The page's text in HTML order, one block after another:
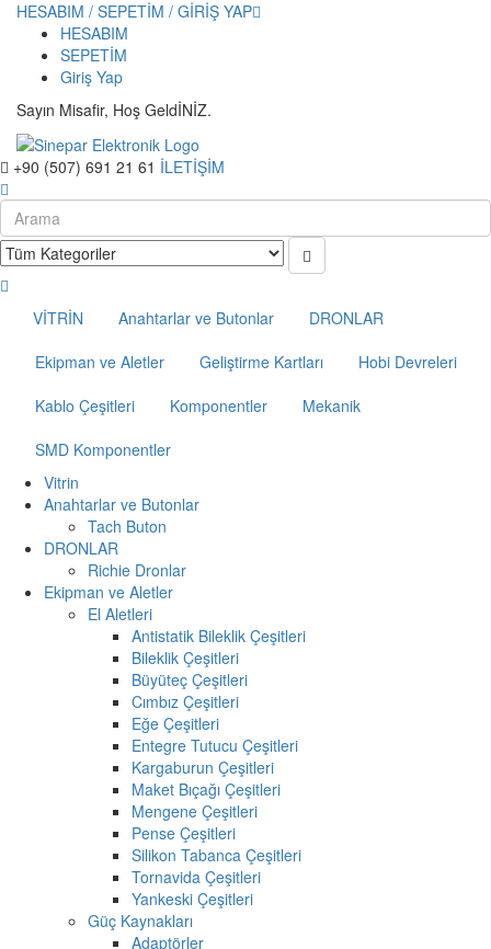
HESABIM / SEPETİM / GİRİŞ YAP
HESABIM
SEPETİM
Giriş Yap
Sayın Misafir, Hoş GeldİNİZ.
+90 (507) 691 21 61 İLETİŞİM
VİTRİN Anahtarlar ve Butonlar
DRONLAR
Ekipman ve Aletler
Geliştirme Kartları
Hobi Devreleri
Kablo Çeşitleri
Komponentler
Mekanik
SMD Komponentler
Vitrin
Anahtarlar ve Butonlar
Tach Buton
DRONLAR
Richie Dronlar
Ekipman ve Aletler
El Aletleri
Antistatik Bileklik Çeşitleri
Bileklik Çeşitleri
Büyüteç Çeşitleri
Cımbız Çeşitleri
Eğe Çeşitleri
Entegre Tutucu Çeşitleri
Kargaburun Çeşitleri
Maket Bıçağı Çeşitleri
Mengene Çeşitleri
Pense Çeşitleri
Silikon Tabanca Çeşitleri
Tornavida Çeşitleri
Yankeski Çeşitleri
Güç Kaynakları
Adaptörler